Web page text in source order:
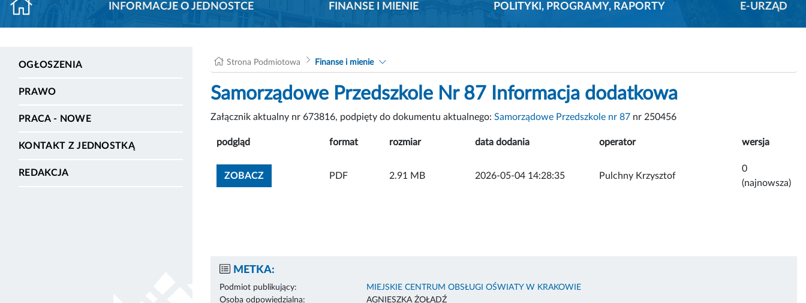
INFORMACJE O JEDNOSTCE FINANSE I MIENIE POLITYKI, PROGRAMY, RAPORTY E-URZĄD
OGŁOSZENIA
PRAWO
PRACA - NOWE
KONTAKT Z JEDNOSTKĄ
REDAKCJA
Strona Podmiotowa Finanse i mienie
Samorządowe Przedszkole Nr 87 Informacja dodatkowa
Załącznik aktualny nr 673816, podpięty do dokumentu aktualnego: Samorządowe Przedszkole nr 87 nr 250456
podgląd format rozmiar data dodania operator wersja
ZOBACZZOBACZ ZAŁĄCZNIK
PDF 2.91 MB 2026-05-04 14:28:35 Pulchny Krzysztof
0
(najnowsza)
METKA:
Podmiot publikujący:
MIEJSKIE CENTRUM OBSŁUGI OŚWIATY W KRAKOWIE
Osoba odpowiedzialna:
AGNIESZKA ŻOŁĄDŹ